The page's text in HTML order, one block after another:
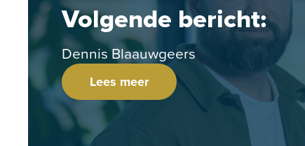
Volgende bericht:
Dennis Blaauwgeers
Lees meer